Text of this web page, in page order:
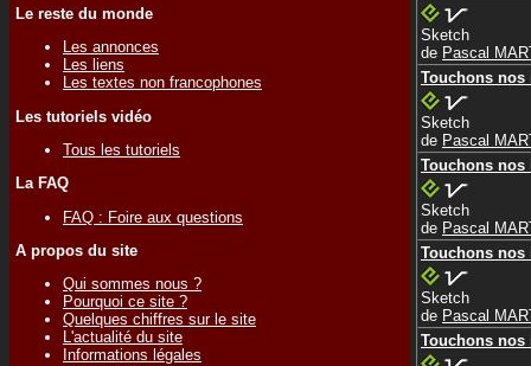
Le reste du monde
Les annonces
Les liens
Les textes non francophones
Les tutoriels vidéo
Tous les tutoriels
La FAQ
FAQ : Foire aux questions
A propos du site
Qui sommes nous ?
Pourquoi ce site ?
Quelques chiffres sur le site
L'actualité du site
Informations légales
Sketch
de Pascal
Touchons nos
Sketch
de Pascal
Touchons nos
Sketch
de Pascal
Touchons nos
Sketch
de Pascal
Touchons nos